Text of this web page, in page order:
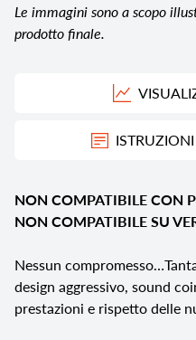
Le immagini sono a scopo
prodotto finale.
NON COMPATIBILE CON
NON COMPATIBILE SU
Nessun
design aggressivo, sound
prestazioni e rispetto delle